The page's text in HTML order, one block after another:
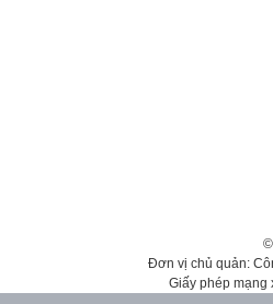
Đơn vị chủ quản:
Giấy phép mạng